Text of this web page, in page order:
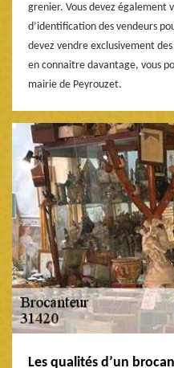
grenier. Vous devez également
d’identification des vendeurs
devez vendre exclusivement
en connaitre davantage, vous
mairie de Peyrouzet.
Les qualités d’un